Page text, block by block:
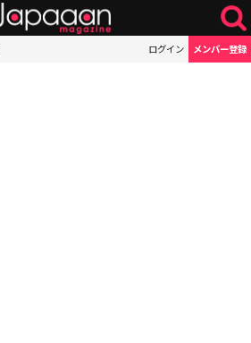
ログイン メンバー登録